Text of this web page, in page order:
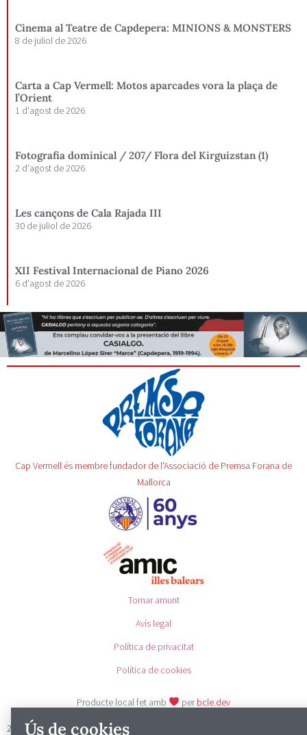
Cinema al Teatre de Capdepera: MINIONS & MONSTERS
8 de juliol de 2026
Carta a Cap Vermell: Motos aparcades vora la plaça de
l’Orient
1 d'agost de 2026
Fotografia dominical / 207/ Flora del Kirguizstan (1)
2 d'agost de 2026
Les cançons de Cala Rajada III
30 de juliol de 2026
XII Festival Internacional de Piano 2026
6 d'agost de 2026
Cap Vermell és membre fundador de l'Associació de Premsa Forana de
Mallorca
Tornar amunt
Avís legal
Política de privacitat
Política de cookies
Producte local fet amb perbcle.dev
2025 © Cap Vermell
Ús de cookies